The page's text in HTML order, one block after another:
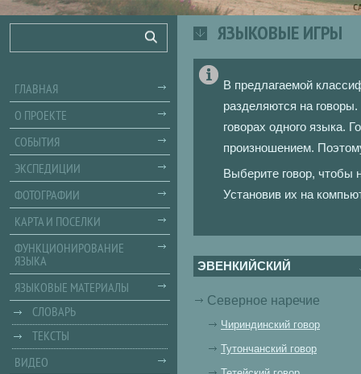
ЯЗЫКОВЫЕ ИГРЫ
Поиск
ГЛАВНАЯ
О ПРОЕКТЕ
СОБЫТИЯ
ЭКСПЕДИЦИИ
ФОТОГРАФИИ
КАРТА И ПОСЕЛКИ
ФУНКЦИОНИРОВАНИЕ
ЯЗЫКА
ЯЗЫКОВЫЕ МАТЕРИАЛЫ
СЛОВАРЬ
ТЕКСТЫ
ВИДЕО